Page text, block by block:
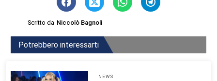
Scritto da Niccolò Bagnoli
Potrebbero interessarti
NEWS